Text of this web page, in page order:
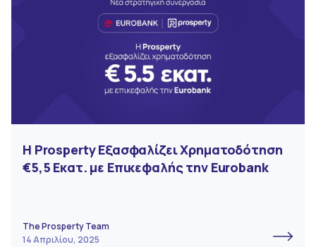
Η Prosperty Εξασφαλίζει Χρηματοδότηση
€5,5 Εκατ. με Επικεφαλής την Eurobank
The Prosperty Team
14 Απριλίου, 2025